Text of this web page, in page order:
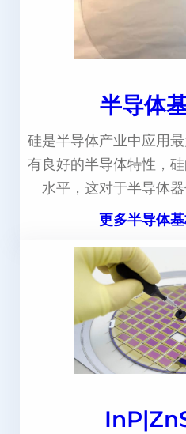
半导体
硅是半导体产业中应用
有良好的半导体特性，
水平，这对于半导体
更多半导体